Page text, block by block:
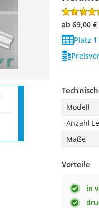
ab 69,00 €
Platz
Modell
Anzahl
Maße
Vorteile
in